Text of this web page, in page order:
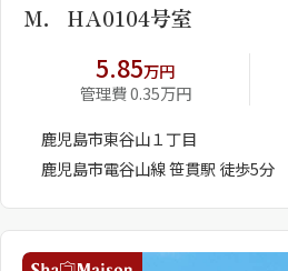
Ｍ．ＨA0104号室
5.85万円
管理費 0.35万円
鹿児島市東谷山１丁目
鹿児島市電谷山線 笹貫駅 徒歩5分